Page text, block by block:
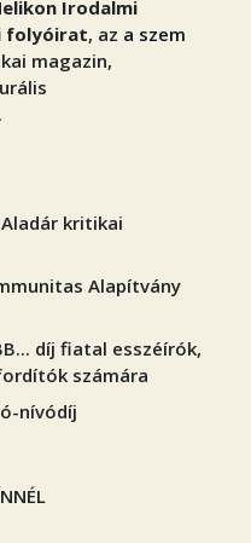
Irodalmi
folyóirat, az a szem
magazin,
kritikai
Alapítvány
díj fiatal esszéírók,
számára
nívódíj